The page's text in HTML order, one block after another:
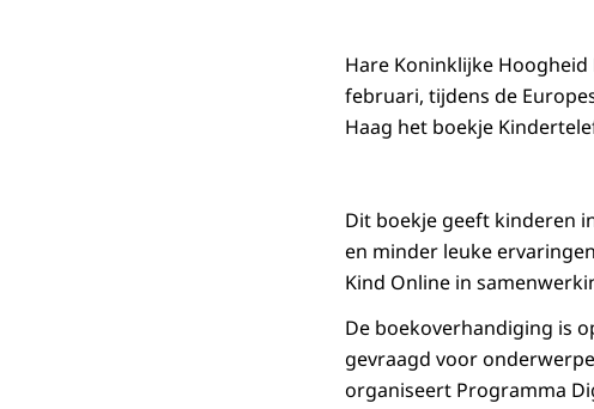
Hare Koninklijke
februari, tijdens de
Haag het boekje
Dit boekje geeft kinderen
en minder leuke
Kind Online in
De boekoverhandiging is
gevraagd voor
organiseert Programma